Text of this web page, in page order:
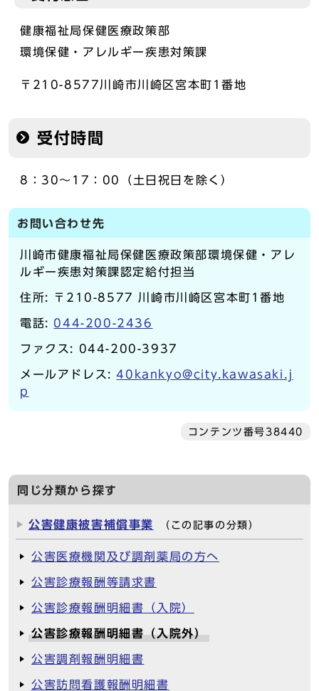
健康福祉局保健医療政策部
環境保健・アレルギー疾患対策課
〒210-8577川崎市川崎区宮本町1番地
受付時間
8：30～17：00（土日祝日を除く）
お問い合わせ先
川崎市健康福祉局保健医療政策部環境保健・アレ
ルギー疾患対策課認定給付担当
住所: 〒210-8577 川崎市川崎区宮本町1番地
電話: 044-200-2436
ファクス: 044-200-3937
メールアドレス:40kankyo@city.kawasaki.j
p
コンテンツ番号38440
同じ分類から探す
公害健康被害補償事業 （この記事の分類）
公害医療機関及び調剤薬局の方へ
公害診療報酬等請求書
公害診療報酬明細書（入院）
公害診療報酬明細書（入院外）
公害調剤報酬明細書
公害訪問看護報酬明細書